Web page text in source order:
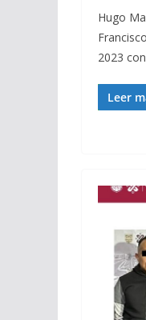
Hugo
2023
Leer